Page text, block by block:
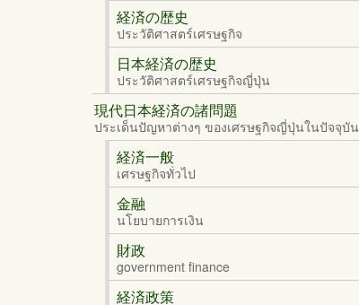
経済の歴史
ประวัติศาสตร์เศรษฐกิจ
日本経済の歴史
ประวัติศาสตร์เศรษฐกิจญี่ปุ่น
現代日本経済の諸問題
ประเด็นปัญหาต่างๆ ของเศรษฐกิจญี่ปุ่นในปัจจุบัน
経済一般
เศรษฐกิจทั่วไป
金融
นโยบายการเงิน
財政
government finance
経済政策